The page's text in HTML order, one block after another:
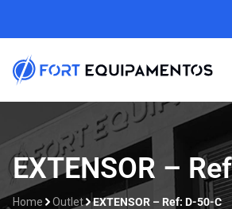
Home
Sobre nosotros
EXTENSOR –
Home Outlet EXTENSOR – Ref: D-50-C